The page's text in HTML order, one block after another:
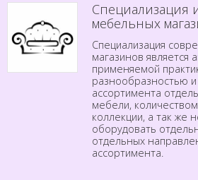
Специализация
мебельных
Специализация
магазинов является
применяемой
разнообразностью
ассортимента
мебели,
коллекции, а так же
оборудовать
отдельных
ассортимента.